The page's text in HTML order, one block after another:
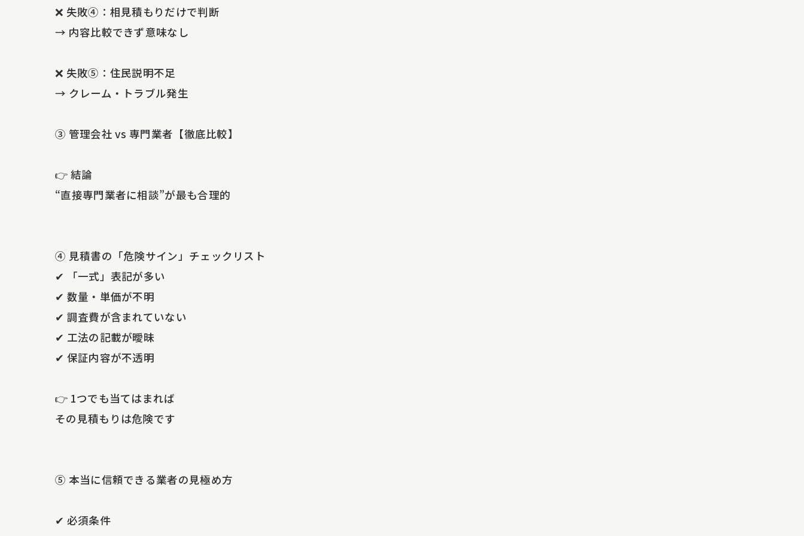
❌ 失敗④：相見積もりだけで判断
→ 内容比較できず意味なし
❌ 失敗⑤：住民説明不足
→ クレーム・トラブル発生
③ 管理会社 vs 専門業者【徹底比較】
👉 結論
“直接専門業者に相談”が最も合理的
④ 見積書の「危険サイン」チェックリスト
✔ 「一式」表記が多い
✔ 数量・単価が不明
✔ 調査費が含まれていない
✔ 工法の記載が曖昧
✔ 保証内容が不透明
👉 1つでも当てはまれば
その見積もりは危険です
⑤ 本当に信頼できる業者の見極め方
✔ 必須条件